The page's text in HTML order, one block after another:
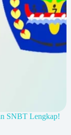
SNBT Lengkap!